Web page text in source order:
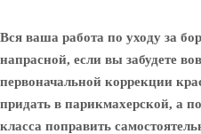
Вся ваша работа по уходу за
напрасной, если вы забудете
первоначальной коррекции
придать в парикмахерской, а
класса поправить